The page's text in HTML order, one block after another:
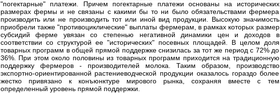
"погектарные" платежи. Причем погектарные платежи основаны на исторических
размерах фермы и не связаны с какими бы то ни было обязательствами фермера
производить или не производить тот или иной вид продукции. Высокую значимость
приобрели также "противоциклические" выплаты фермерам, в рамках которых размер
субсидий ферме увязан со степенью негативной динамики цен и доходов в
соответствии со структурой ее "исторических" посевных площадей. В целом доля
товарных программ в общей прямой поддержке снизилась за тот же период с 72% до
36%. При этом около половины из товарных программ приходится на традиционную
поддержку фермеров - производителей молока. Таким образом, производство
экспортно-ориентированной растениеводческой продукции оказалось гораздо более
жестко привязано к конъюнктуре мирового рынка, сохраняя вместе с тем
определенный уровень прямой поддержки.